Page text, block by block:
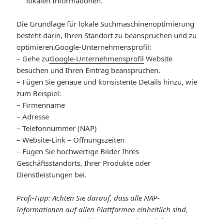
Die Grundlage für lokale Suchmaschinenoptimierung
besteht darin, Ihren Standort zu beanspruchen und zu
optimieren.Google-Unternehmensprofil:
– Gehe zuGoogle-Unternehmensprofil Website
besuchen und Ihren Eintrag beanspruchen.
– Fügen Sie genaue und konsistente Details hinzu, wie
zum Beispiel:
– Firmenname
– Adresse
– Telefonnummer (NAP)
– Website-Link – Öffnungszeiten
– Fügen Sie hochwertige Bilder Ihres
Geschäftsstandorts, Ihrer Produkte oder
Dienstleistungen bei.
Profi-Tipp: Achten Sie darauf, dass alle NAP-
Informationen auf allen Plattformen einheitlich sind,